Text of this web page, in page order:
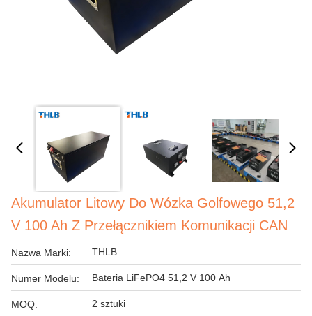
Akumulator Litowy Do Wózka Golfowego 51,2
V 100 Ah Z Przełącznikiem Komunikacji CAN
Nazwa Marki: THLB
Numer Modelu: Bateria LiFePO4 51,2 V 100 Ah
MOQ: 2 sztuki